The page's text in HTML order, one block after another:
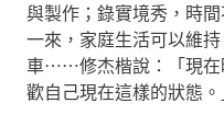
與製作；錄實境秀，時
一來，家庭生活可以維
車⋯⋯修杰楷說：「現在
歡自己現在這樣的狀態。